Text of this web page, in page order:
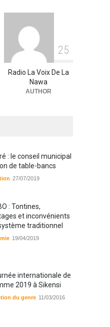
25
Radio La Voix De La
Nawa
AUTHOR
: le conseil municipal
de table-bancs
27/07/2019
: Tontines,
et inconvénients
traditionnel
19/04/2019
internationale de
2019 à Sikensi
du genre 11/03/2016